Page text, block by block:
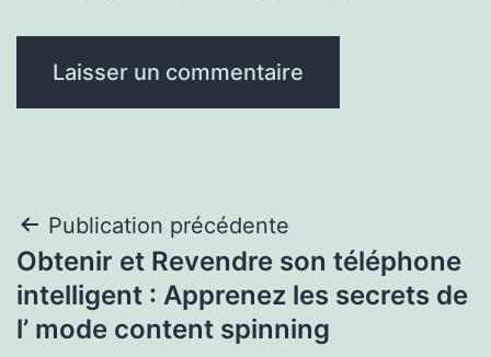
Navigation
de
l’article
Publication précédente
Obtenir et Revendre son téléphone
intelligent : Apprenez les secrets de
l’ mode content spinning